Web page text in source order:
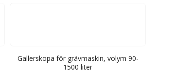
Gallerskopa för grävmaskin, volym 90-
1500 liter